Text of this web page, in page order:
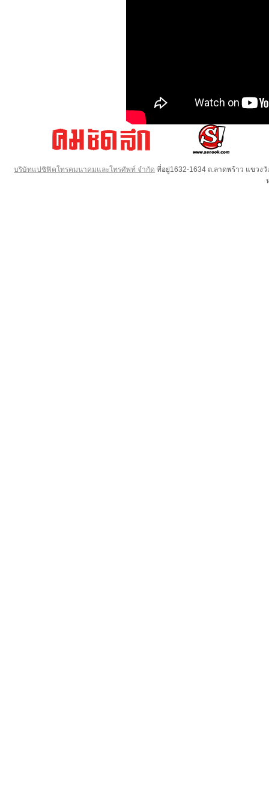
บริษัทแปซิฟิคโทรคมนาคมและโทรศัพท์ จำกัด ที่อยู่1632-1634 ถ.ลาดพร้าว แขวง